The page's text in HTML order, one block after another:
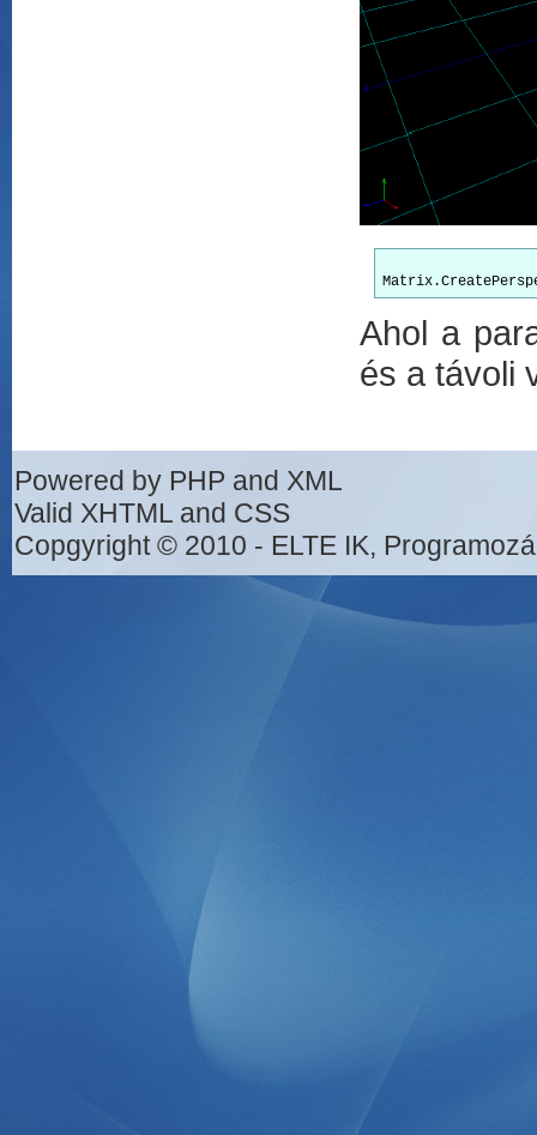
Ahol a
és a távoli
Powered by PHP and XML
Valid XHTML and CSS
Copgyright © 2010 - ELTE IK,